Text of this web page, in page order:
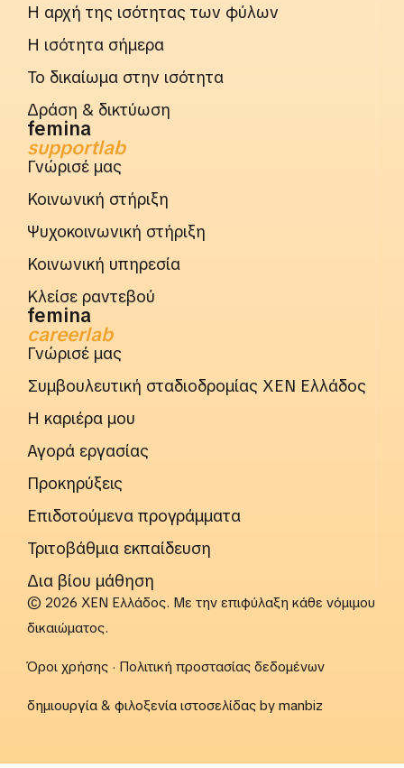
Η αρχή της ισότητας των φύλων
Η ισότητα σήμερα
Το δικαίωμα στην ισότητα
Δράση & δικτύωση
femina
supportlab
Γνώρισέ μας
Κοινωνική στήριξη
Ψυχοκοινωνική στήριξη
Κοινωνική υπηρεσία
Κλείσε ραντεβού
femina
careerlab
Γνώρισέ μας
Συμβουλευτική σταδιοδρομίας ΧΕΝ Ελλάδος
Η καριέρα μου
Αγορά εργασίας
Προκηρύξεις
Επιδοτούμενα προγράμματα
Τριτοβάθμια εκπαίδευση
Δια βίου μάθηση
© 2026 ΧΕΝ Ελλάδος. Με την επιφύλαξη κάθε νόμιμου
δικαιώματος.
Όροι χρήσης · Πολιτική προστασίας δεδομένων
δημιουργία & φιλοξενία ιστοσελίδας by manbiz